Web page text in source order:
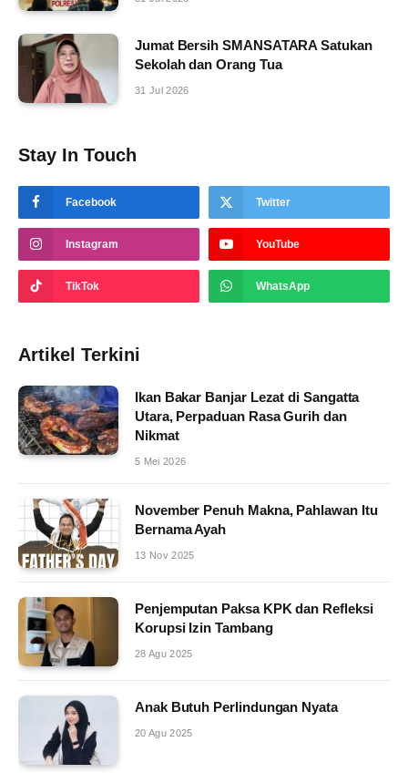
Jumat Bersih SMANSATARA Satukan
Sekolah dan Orang Tua
31 Jul 2026
Stay In Touch
Facebook Twitter
Instagram YouTube
TikTok WhatsApp
Artikel Terkini
Ikan Bakar Banjar Lezat di Sangatta
Utara, Perpaduan Rasa Gurih dan
Nikmat
5 Mei 2026
November Penuh Makna, Pahlawan Itu
Bernama Ayah
13 Nov 2025
Penjemputan Paksa KPK dan Refleksi
Korupsi Izin Tambang
28 Agu 2025
Anak Butuh Perlindungan Nyata
20 Agu 2025